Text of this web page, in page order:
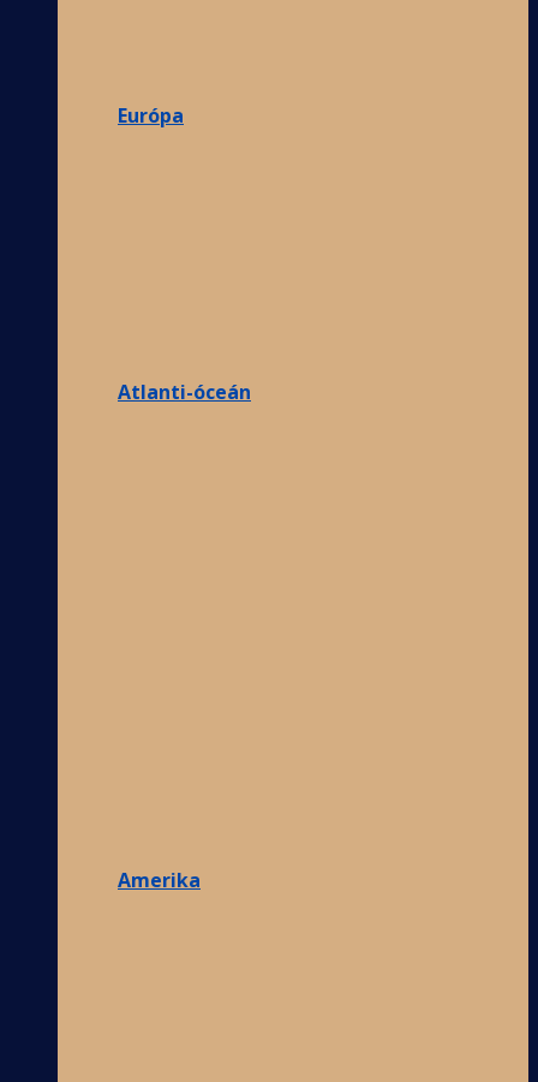
Európa
Atlanti-óceán
Amerika